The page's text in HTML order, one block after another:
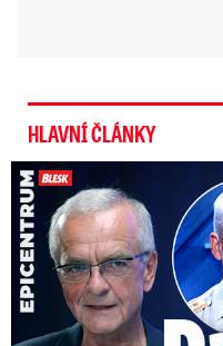
HLAVNÍ ČLÁNKY
Kalousek o prezidentovi: S